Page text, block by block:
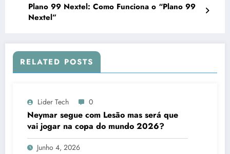
Plano 99 Nextel: Como Funciona o “Plano 99
Nextel”
RELATED POSTS
Lider Tech 0
Neymar segue com Lesão mas será que
vai jogar na copa do mundo 2026?
Junho 4, 2026